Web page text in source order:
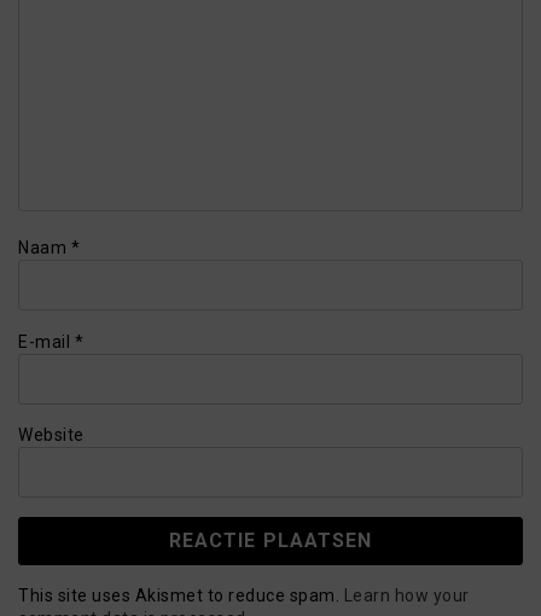
Naam *
E-mail *
Website
This site uses Akismet to reduce spam.
Learn how your